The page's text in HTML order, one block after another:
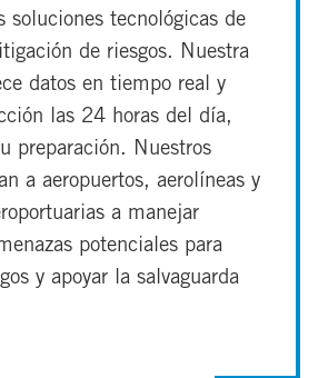
soluciones tecnológicas de
de riesgos. Nuestra
datos en tiempo real y
las 24 horas del día,
preparación. Nuestros
a aeropuertos, aerolíneas y
a manejar
potenciales para
y apoyar la salvaguarda